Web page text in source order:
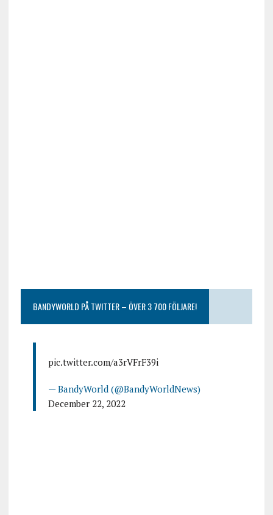
BANDYWORLD PÅ TWITTER – ÖVER 3 700 FÖLJARE!
pic.twitter.com/a3rVFrF39i
— BandyWorld (@BandyWorldNews)
December 22, 2022